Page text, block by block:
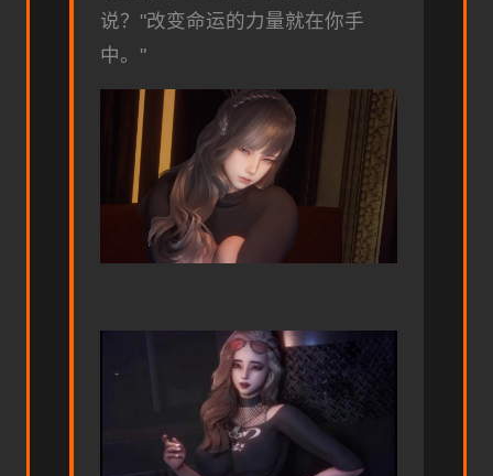
说？"改变命运的力量就在你手
中。"